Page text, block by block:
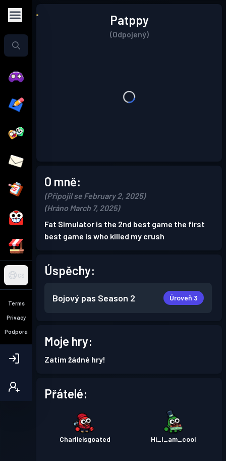
CS
Terms
Privacy
Podpora
Patppy
(Odpojený)
O mně:
(Připojil se February 2, 2025)
(Hráno March 7, 2025)
Fat Simulator is the 2nd best game the first
best game is who killed my crush
Úspěchy:
Bojový pas Season 2 Úroveň 3
Moje hry:
Zatím žádné hry!
Přátelé:
Charlieisgoated Hi_I_am_cool